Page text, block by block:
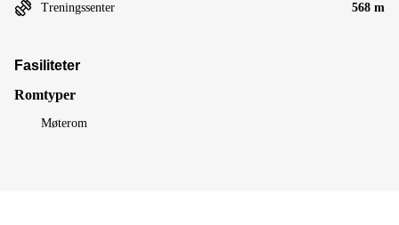
Treningssenter 568 m
Fasiliteter
Romtyper
Møterom